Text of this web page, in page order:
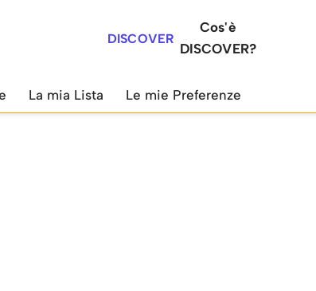
DISCOVER
Cos'è
DISCOVER?
La mia Lista Le mie Preferenze